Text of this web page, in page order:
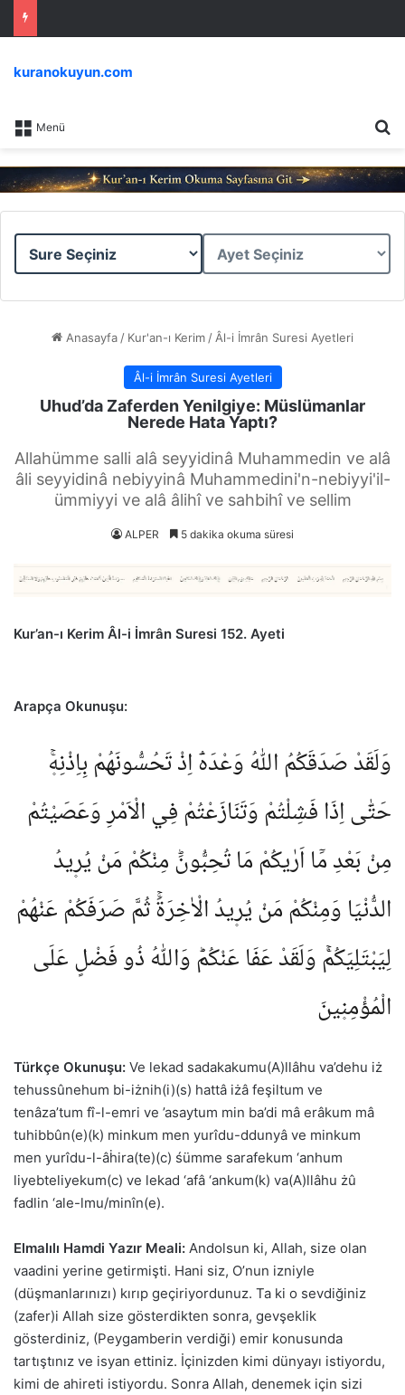
Menü
kuranokuyun.com
Sure
Ayet
Anasayfa / Kur'an-ı Kerim / Âl-i İmrân Suresi Ayetleri
Âl-i İmrân Suresi Ayetleri
Uhud’da Zaferden Yenilgiye: Müslümanlar
Nerede Hata Yaptı?
Allahümme salli alâ seyyidinâ Muhammedin ve alâ
âli seyyidinâ nebiyyinâ Muhammedini'n-nebiyyi'il-
ümmiyyi ve alâ âlihî ve sahbihî ve sellim
ALPER 5 dakika okuma süresi
Kur’an-ı Kerim Âl-i İmrân Suresi 152. Ayeti
Arapça Okunuşu:
وَلَقَدْ صَدَقَكُمُ اللّٰهُ وَعْدَهُٓ اِذْ تَحُسُّونَهُمْ بِاِذْنِه۪ۚ
حَتّٰٓى اِذَا فَشِلْتُمْ وَتَنَازَعْتُمْ فِي الْاَمْرِ وَعَصَيْتُمْ
مِنْ بَعْدِ مَٓا اَرٰيكُمْ مَا تُحِبُّونَؕ مِنْكُمْ مَنْ يُر۪يدُ
الدُّنْيَا وَمِنْكُمْ مَنْ يُر۪يدُ الْاٰخِرَةَۚ ثُمَّ صَرَفَكُمْ عَنْهُمْ
لِيَبْتَلِيَكُمْۚ وَلَقَدْ عَفَا عَنْكُمْؕ وَاللّٰهُ ذُو فَضْلٍ عَلَى
الْمُؤْمِن۪ينَ
Türkçe Okunuşu: Ve lekad sadakakumu(A)llâhu va’dehu iż
tehussûnehum bi-iżnih(i)(s) hattâ iżâ feşiltum ve
tenâza’tum fî-l-emri ve ’asaytum min ba’di mâ erâkum mâ
tuhibbûn(e)(k) minkum men yurîdu-ddunyâ ve minkum
men yurîdu-l-âḣira(te)(c) śümme sarafekum ‘anhum
liyebteliyekum(c) ve lekad ‘afâ ‘ankum(k) va(A)llâhu żû
fadlin ‘ale-lmu/minîn(e).
Elmalılı Hamdi Yazır Meali: Andolsun ki, Allah, size olan
vaadini yerine getirmişti. Hani siz, O’nun izniyle
(düşmanlarınızı) kırıp geçiriyordunuz. Ta ki o sevdiğiniz
(zafer)i Allah size gösterdikten sonra, gevşeklik
gösterdiniz, (Peygamberin verdiği) emir konusunda
tartıştınız ve isyan ettiniz. İçinizden kimi dünyayı istiyordu,
kimi de ahireti istiyordu. Sonra Allah, denemek için sizi